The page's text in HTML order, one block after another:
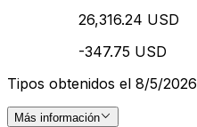
26,316.24 USD
-347.75 USD
Tipos obtenidos el 8/5/2026
Más información